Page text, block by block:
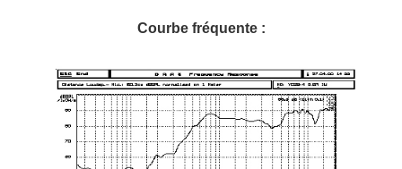
Courbe fréquente :